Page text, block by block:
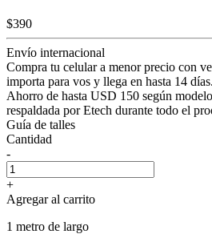
$390
Envío internacional
Compra tu celular a menor precio con
importa para vos y llega en hasta 14
Ahorro de hasta USD 150 según
respaldada por Etech durante todo el
Guía de talles
Cantidad
-
+
Agregar al carrito
1 metro de largo